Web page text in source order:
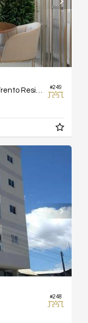
#249
#248